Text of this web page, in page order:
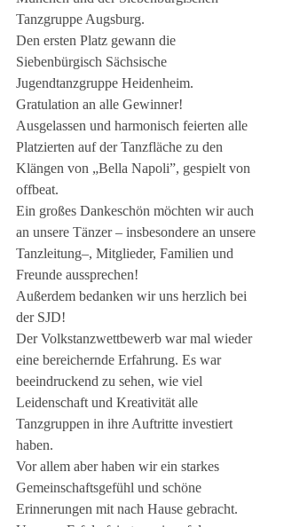
Tanzgruppe Augsburg.
Den ersten Platz gewann die
Siebenbürgisch Sächsische
Jugendtanzgruppe Heidenheim.
Gratulation an alle Gewinner!
Ausgelassen und harmonisch feierten alle
Platzierten auf der Tanzfläche zu den
Klängen von „Bella Napoli”, gespielt von
offbeat.
Ein großes Dankeschön möchten wir auch
an unsere Tänzer – insbesondere an unsere
Tanzleitung–, Mitglieder, Familien und
Freunde aussprechen!
Außerdem bedanken wir uns herzlich bei
der SJD!
Der Volkstanzwettbewerb war mal wieder
eine bereichernde Erfahrung. Es war
beeindruckend zu sehen, wie viel
Leidenschaft und Kreativität alle
Tanzgruppen in ihre Auftritte investiert
haben.
Vor allem aber haben wir ein starkes
Gemeinschaftsgefühl und schöne
Erinnerungen mit nach Hause gebracht.